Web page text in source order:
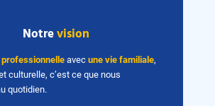
Notrevision
avec une vie familiale,
culturelle, c’est ce que nous
quotidien.